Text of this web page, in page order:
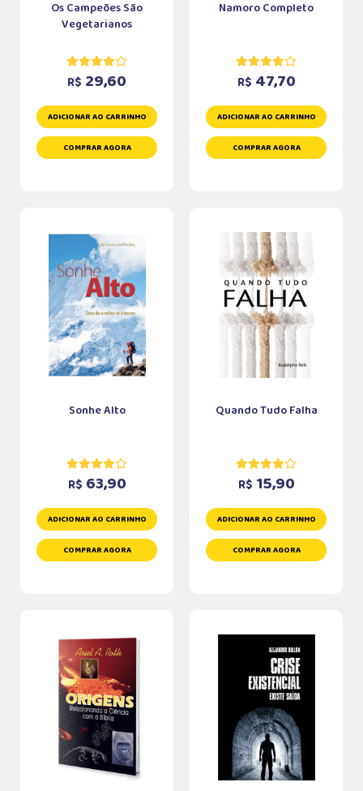
Os Campeões São
Vegetarianos
R$ 29,60
ADICIONAR AO CARRINHO
COMPRAR AGORA
Namoro Completo
R$ 47,70
ADICIONAR AO CARRINHO
COMPRAR AGORA
Sonhe Alto
R$ 63,90
ADICIONAR AO CARRINHO
COMPRAR AGORA
Quando Tudo Falha
R$ 15,90
ADICIONAR AO CARRINHO
COMPRAR AGORA